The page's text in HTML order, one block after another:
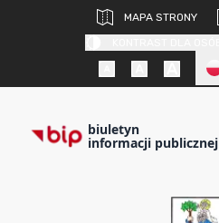
MAPA STRONY
biuletyn
informacji publicznej